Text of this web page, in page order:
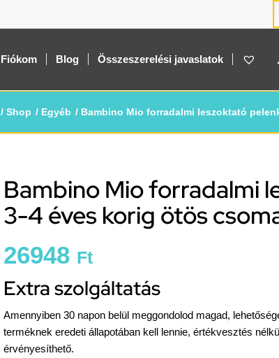
Fiókom Blog Összeszerelési javaslatok
/ Shop / Egyéb / Bambino Mio forradalmi leszoktató
Bambino Mio forradalmi
3-4 éves korig ötös
26948 Ft
Extra szolgáltatás
Amennyiben 30 napon belül meggondolod magad,
terméknek eredeti állapotában kell lennie, értékvesztés
érvényesíthető.